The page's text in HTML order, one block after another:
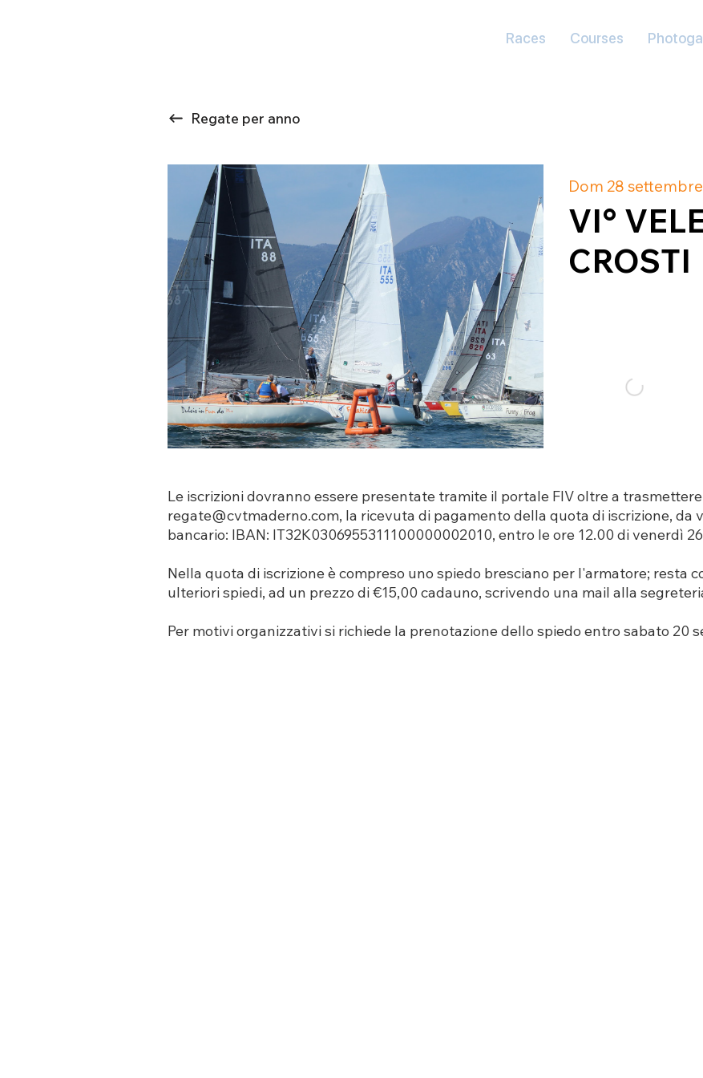
Races Courses
Regate per anno
Dom 28
VI°
CROSTI
Le iscrizioni dovranno essere presentate tramite il portale FIV oltre a
regate@cvtmaderno.com, la ricevuta di pagamento della quota di iscrizione, da
bancario: IBAN: IT32K0306955311100000002010, entro le ore 12.00 di venerdì
Nella quota di iscrizione è compreso uno spiedo bresciano per l'armatore; resta
ulteriori spiedi, ad un prezzo di €15,00 cadauno, scrivendo una mail alla
Per motivi organizzativi si richiede la prenotazione dello spiedo entro sabato 20